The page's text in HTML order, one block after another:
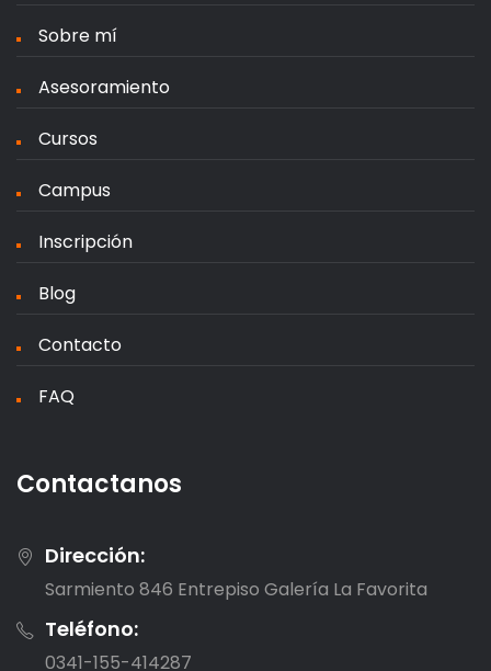
Sobre mí
Asesoramiento
Cursos
Campus
Inscripción
Blog
Contacto
FAQ
Contactanos
Dirección:
Sarmiento 846 Entrepiso Galería La Favorita
Teléfono:
0341-155-414287